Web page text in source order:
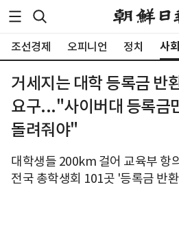
조선경제 오피니언 정치 사회
거세지는 대학 등록금 반
요구..."사이버대 등록금
돌려줘야"
대학생들 200km 걸어 교육부 항
전국 총학생회 101곳 '등록금 반